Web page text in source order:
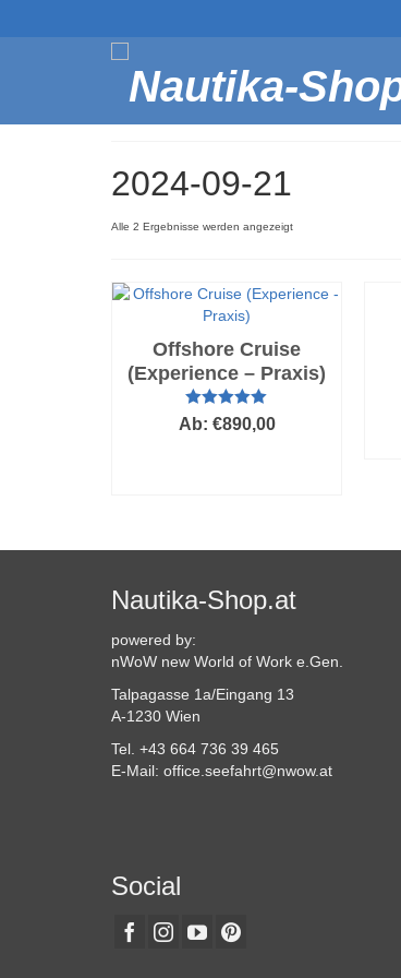
2024-09-21
Alle 2 Ergebnisse werden angezeigtNach
Offshore Cruise
(Experience – Praxis)
Bewertet mit
5.00von 5
Ab: €890,00
weist
Varianten
auf.
Optionen
auf
Produktseite
gewählt
Nautika-Shop.at
powered by:
nWoW new World of Work e.Gen.
Talpagasse 1a/Eingang 13
A-1230 Wien
Tel. +43 664 736 39 465
E-Mail: office.seefahrt@nwow.at
Social